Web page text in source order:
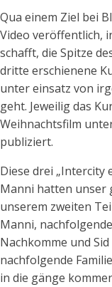
Qua einem Ziel bei
Video veröffentlich,
schafft, die Spitze
dritte erschienene
unter einsatz von
geht. Jeweilig das
Weihnachtsfilm
publiziert.
Diese drei „Intercity
Manni hatten unser
unserem zweiten
Manni,
Nachkomme und
nachfolgende
in die gänge